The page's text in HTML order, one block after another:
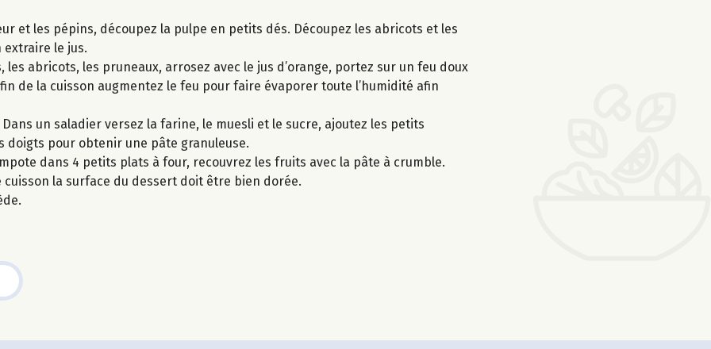
et les pépins, découpez la pulpe en petits dés. Découpez les abricots et les
extraire le jus.
abricots, les pruneaux, arrosez avec le jus d’orange, portez sur un feu doux
de la cuisson augmentez le feu pour faire évaporer toute l’humidité afin
un saladier versez la farine, le muesli et le sucre, ajoutez les petits
doigts pour obtenir une pâte granuleuse.
dans 4 petits plats à four, recouvrez les fruits avec la pâte à crumble.
la surface du dessert doit être bien dorée.